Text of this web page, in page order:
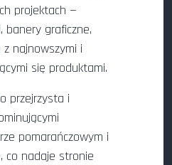
projektach —
banery graficzne,
najnowszymi i
się produktami.
przejrzysta i
pomarańczowym i
co nadaje stronie